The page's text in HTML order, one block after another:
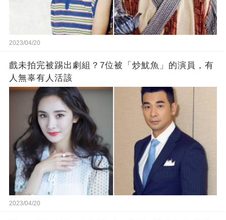
2023/04/20
戲未拍完被踢出劇組？7位被「炒魷魚」的演員，有
人無辜有人活該
2023/04/20